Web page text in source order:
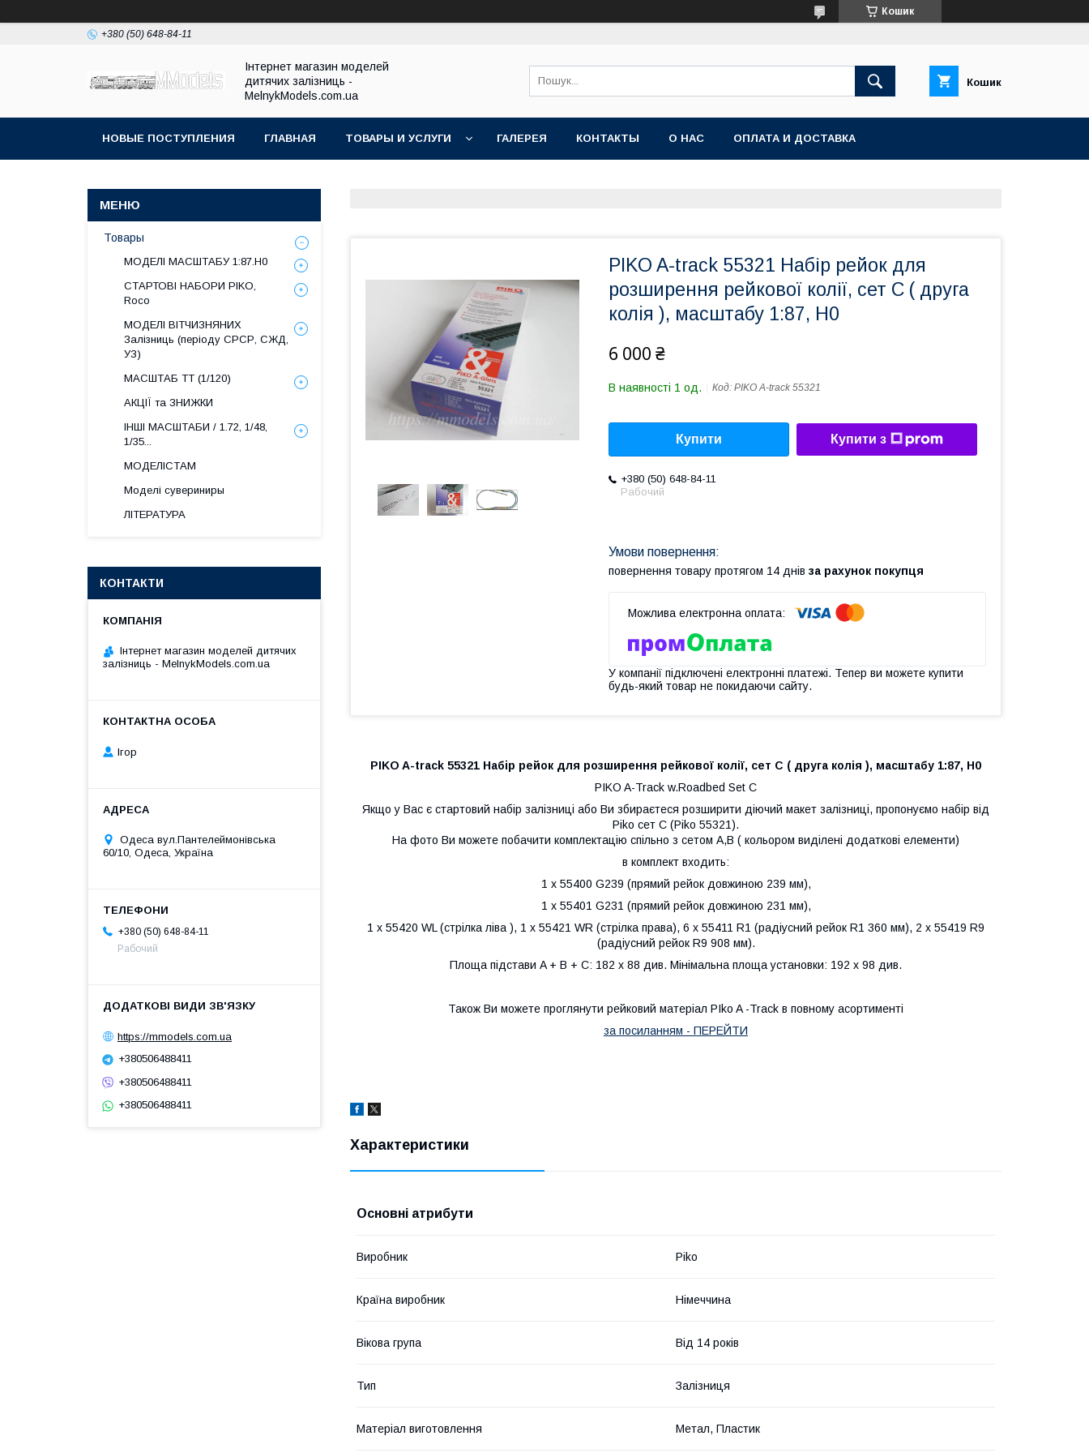
Кошик
+380 (50) 648-84-11
Інтернет магазин моделей
дитячих залізниць -
MelnykModels.com.ua
Кошик
НОВЫЕ ПОСТУПЛЕНИЯ ГЛАВНАЯ ТОВАРЫ И УСЛУГИ ГАЛЕРЕЯ КОНТАКТЫ О НАС ОПЛАТА И ДОСТАВКА
PIKO A-track 55321 Набір рейок для
розширення рейкової колії, сет C ( друга
колiя ), масштабу 1:87, H0
6 000 ₴
В наявності 1 од. Код: PIKO A-track 55321
Купити Купити з
+380 (50) 648-84-11
Рабочий
повернення товару протягом 14 днів за рахунок покупця
У компанії підключені електронні платежі. Тепер ви можете купити
будь-який товар не покидаючи сайту.
PIKO A-track 55321 Набір рейок для розширення рейкової колії, сет C ( друга колiя ), масштабу 1:87, H0
PIKO A-Track w.Roadbed Set C
Якщо у Вас є стартовий набір залізниці або Ви збираєтеся розширити діючий макет залізниці, пропонуємо набір вiд
Piko сет С (Piko 55321).
На фото Ви можете побачити комплектацію спільно з сетом А,B ( кольором виділені додаткові елементи)
в комплект входить:
1 x 55400 G239 (прямий рейок довжиною 239 мм),
1 x 55401 G231 (прямий рейок довжиною 231 мм),
1 x 55420 WL (стрілка ліва ), 1 x 55421 WR (стрілка права), 6 х 55411 R1 (радіусний рейок R1 360 мм), 2 х 55419 R9
(радіусний рейок R9 908 мм).
Площа підстави A + B + C: 182 x 88 див. Мінімальна площа установки: 192 х 98 див.
Також Ви можете проглянути рейковий матерiал PIko A -Track в повному асортиментi
за посиланням - ПЕРЕЙТИ
Характеристики
Основні атрибути
Виробник Piko
Країна виробник Німеччина
Вікова група Від 14 років
Тип Залізниця
Матеріал виготовлення Метал, Пластик
Товары
МОДЕЛІ МАСШТАБУ 1:87.H0
СТАРТОВІ НАБОРИ PIKO,
Roco
МОДЕЛІ ВІТЧИЗНЯНИХ
Залізниць (періоду СРСР, СЖД,
УЗ)
МАСШТАБ ТТ (1/120)
АКЦІЇ та ЗНИЖКИ
ІНШІ МАСШТАБИ / 1.72, 1/48,
1/35...
МОДЕЛІСТАМ
Моделі сувериниры
ЛІТЕРАТУРА
КОНТАКТИ
Інтернет магазин моделей дитячих
залізниць - MelnykModels.com.ua
Ігор
Одеса вул.Пантелеймонівська
60/10, Одеса, Україна
+380 (50) 648-84-11
Рабочий
https://mmodels.com.ua
+380506488411
+380506488411
+380506488411